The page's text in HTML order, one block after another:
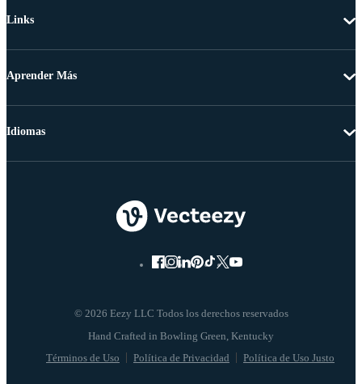
Links
Aprender Más
© 2026 Eezy LLC Todos los derechos reservados
Términos de Uso Política de Privacidad Política de Uso Justo
Idiomas